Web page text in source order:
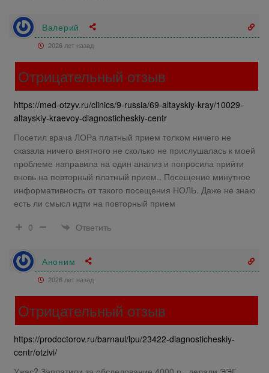
Валерий
2026 лет назад
Отрицательный отзыв
https://med-otzyv.ru/clinics/9-russia/69-altayskiy-kray/10029-
altayskiy-kraevoy-diagnosticheskiy-centr
Посетил врача ЛОРа платный прием толком ничего не
сказала ничего внятного не сколько не прислушалась к моей
проблеме направила на один анализ и попросила прийти
вновь на повторный платный прием.. Посещение минутное
информативность от такого посещения НОЛЬ. Даже не знаю
есть ли смысл идти на повторный прием
0
Ответить
Аноним
2026 лет назад
Отрицательный отзыв
https://prodoctorov.ru/barnaul/lpu/23422-diagnosticheskiy-
centr/otzivi/